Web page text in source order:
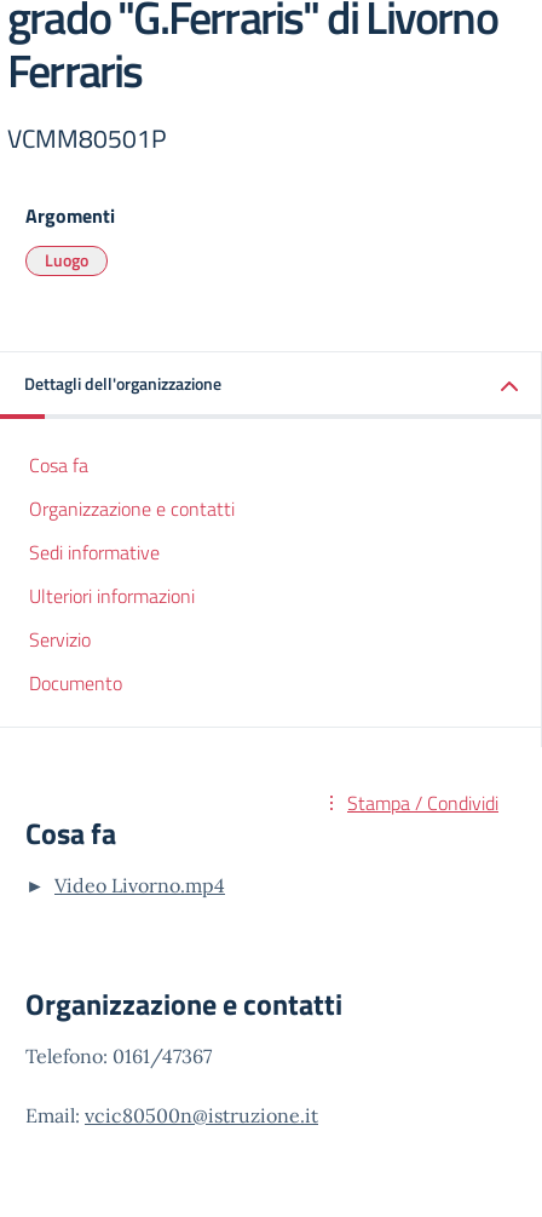
grado "G.Ferraris" di Livorno
Ferraris
VCMM80501P
Argomenti
Luogo
Dettagli dell'organizzazione
Cosa fa
Organizzazione e contatti
Sedi informative
Ulteriori informazioni
Servizio
Documento
Stampa / Condividi
Cosa fa
► Video Livorno.mp4
Organizzazione e contatti
Telefono: 0161/47367
Email: vcic80500n@istruzione.it